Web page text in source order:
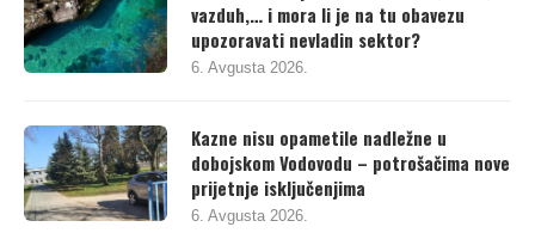
Želi li vlast uopšte da štiti vode, šume,
vazduh,… i mora li je na tu obavezu
upozoravati nevladin sektor?
Kazne nisu opametile nadležne u
dobojskom Vodovodu – potrošačima nove
prijetnje isključenjima